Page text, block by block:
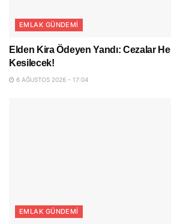
EMLAK GÜNDEMI
Elden Kira Ödeyen Yandı: Cezalar
Kesilecek!
6 AĞUSTOS 2026 - 17:04
EMLAK GÜNDEMI